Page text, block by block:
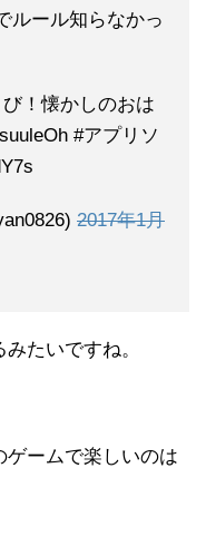
ルール知らなかっ
！懐かしのおは
#アプリソ
2017年1月
たいですね。
ゲームで楽しいのは